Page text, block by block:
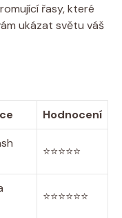
řasy, které
ukázat světu váš
Hodnocení
⭐️⭐️⭐️⭐️⭐️
⭐️⭐️⭐️⭐️⭐️⭐️